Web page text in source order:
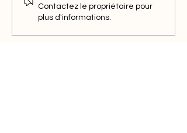
Contactez le propriétaire pour
plus d'informations.